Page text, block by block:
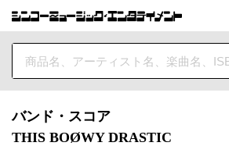
バンド・スコア
THIS BOØWY DRASTIC